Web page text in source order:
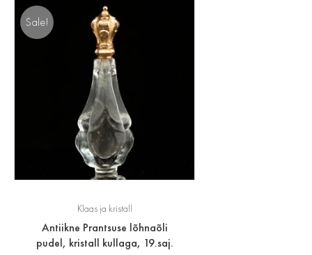
Sale!
Klaas ja kristall
Antiikne Prantsuse lõhnaõli
pudel, kristall kullaga, 19.saj.